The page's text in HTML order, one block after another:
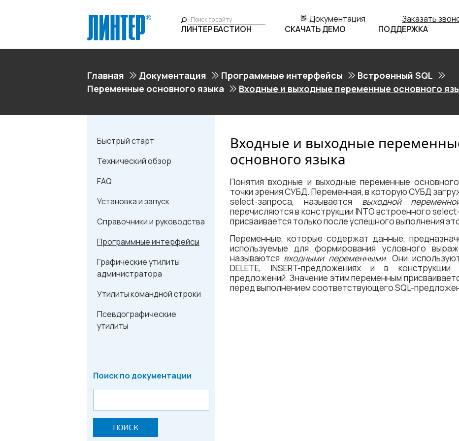
Документация Заказать
ЛИНТЕР БАСТИОН
СКАЧАТЬ ДЕМО ПОДДЕРЖКА
Главная Документация Программные интерфейсы
Встроенный SQL
Переменные основного языка
Входные и выходные переменные основного
Быстрый старт
Технический обзор
FAQ
Установка и запуск
Справочники и руководства
Программные интерфейсы
Графические утилиты
администратора
Утилиты командной строки
Псевдографические
утилиты
Поиск по документации
ПОИСК
Входные и выходные
основного языка
Понятия входные и выходные переменные
точки зрения СУБД. Переменная, в которую СУБД
select-запроса, называется выходной
перечисляются в конструкции INTO встроенного
присваивается только после успешного выполнения
Переменные, которые содержат данные,
используемые для формирования условного
называются входными переменными. Они
DELETE, INSERT-предложениях и в конструкции
предложений. Значение этим переменным
перед выполнением соответствующего SQL-